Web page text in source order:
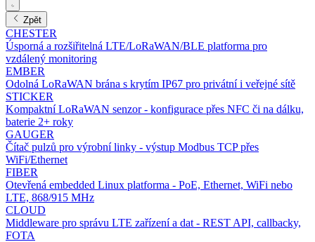
Zpět
CHESTER
Úsporná a rozšiřitelná LTE/LoRaWAN/BLE platforma pro
vzdálený monitoring
EMBER
Odolná LoRaWAN brána s krytím IP67 pro privátní i veřejné sítě
STICKER
Kompaktní LoRaWAN senzor - konfigurace přes NFC či na dálku,
baterie 2+ roky
GAUGER
Čítač pulzů pro výrobní linky - výstup Modbus TCP přes
WiFi/Ethernet
FIBER
Otevřená embedded Linux platforma - PoE, Ethernet, WiFi nebo
LTE, 868/915 MHz
CLOUD
Middleware pro správu LTE zařízení a dat - REST API, callbacky,
FOTA